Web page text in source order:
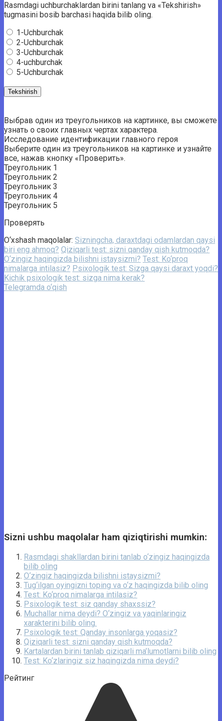
Rasmdagi uchburchaklardan birini tanlang va «Tekshirish»
tugmasini bosib barchasi haqida bilib oling.
1-Uchburchak
2-Uchburchak
3-Uchburchak
4-uchburchak
5-Uchburchak
Выбрав один из треугольников на картинке, вы сможете
узнать о своих главных чертах характера.
Исследование идентификации главного героя
Выберите один из треугольников на картинке и узнайте
все, нажав кнопку «Проверить».
Треугольник 1
Треугольник 2
Треугольник 3
Треугольник 4
Треугольник 5
Проверять
O‘xshash maqolalar: Sizningcha, daraxtdagi odamlardan qaysi
biri eng ahmoq? Qiziqarli test: sizni qanday qish kutmoqda?
O‘zingiz haqingizda bilishni istaysizmi? Test: Ko‘proq
nimalarga intilasiz? Psixologik test: Sizga qaysi daraxt yoqdi?
Kichik psixologik test: sizga nima kerak?
Telegramda o‘qish
Sizni ushbu maqolalar ham qiziqtirishi mumkin:
Rasmdagi shakllardan birini tanlab o‘zingiz haqingizda
bilib oling
O‘zingiz haqingizda bilishni istaysizmi?
Tug‘ilgan oyingizni toping va o‘z haqingizda bilib oling
Test: Ko‘proq nimalarga intilasiz?
Psixologik test: siz qanday shaxssiz?
Muchallar nima deydi? O‘zingiz va yaqinlaringiz
xarakterini bilib oling.
Psixologik test: Qanday insonlarga yoqasiz?
Qiziqarli test: sizni qanday qish kutmoqda?
Kartalardan birini tanlab qiziqarli ma’lumotlarni bilib oling
Test: Ko‘zlaringiz siz haqingizda nima deydi?
Рейтинг